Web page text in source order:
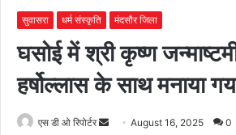
सुवासरा धर्म संस्कृति मंदसौर जिला
घसोई में श्री कृष्ण
हर्षोल्लास के साथ मनाया
एस डी ओ रिपोर्टर
Send August 16, 2025 0